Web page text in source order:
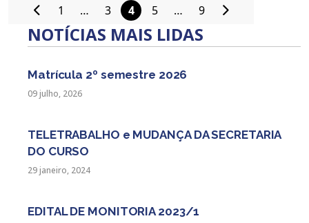
Paginação
de
posts
1 … 3 4 5 … 9
NOTÍCIAS MAIS LIDAS
Matrícula 2º semestre 2026
09 julho, 2026
TELETRABALHO e MUDANÇA DA SECRETARIA
DO CURSO
29 janeiro, 2024
EDITAL DE MONITORIA 2023/1